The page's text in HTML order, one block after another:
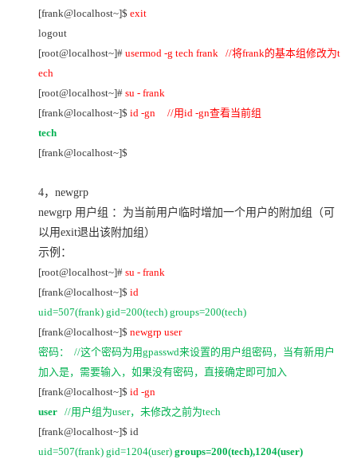
[frank@localhost~]$ exit
logout
[root@localhost~]# usermod -g tech frank //将frank的基本组修改为t
ech
[root@localhost~]# su - frank
[frank@localhost~]$ id -gn //用id -gn查看当前组
tech
[frank@localhost~]$
4， newgrp
newgrp 用户组 ：为当前用户临时增加一个用户的附加组（可
以用exit退出该附加组）
示例：
[root@localhost~]# su - frank
[frank@localhost~]$ id
uid=507(frank) gid=200(tech) groups=200(tech)
[frank@localhost~]$ newgrp user
密码： //这个密码为用gpasswd来设置的用户组密码，当有新用户
加入是，需要输入，如果没有密码，直接确定即可加入
[frank@localhost~]$ id -gn
user //用户组为user，未修改之前为tech
[frank@localhost~]$ id
uid=507(frank) gid=1204(user) groups=200(tech),1204(user)